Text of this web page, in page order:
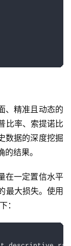
、精准且动态的
比率、索提诺比
数据的深度挖掘
结果。
在一定置信水平
最大损失。使用
：